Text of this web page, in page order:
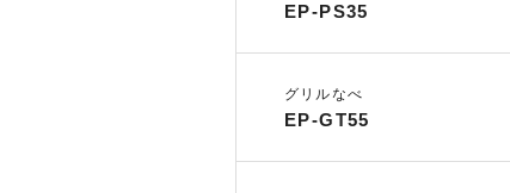
EP-PS35
グリルなべ
EP-GT55